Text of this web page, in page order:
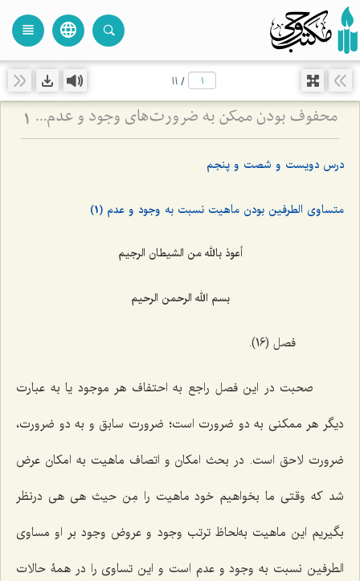
language
view_headline
/
11
محفوف بودن ممکن به ضرورت‌های وجود و عدم - تحلیل ضرورت‌های سابق و لاحق در هستی‌شناسی فلسفی 1
درس دویست و شصت و پنجم
متساوی الطرفین بودن ماهیت نسبت به وجود و عدم (1)
أعوذ بالله من الشیطان الرجیم
بسم الله الرحمن الرحیم
فصل (16).
صحبت در این فصل راجع به احتفاف هر موجود یا به عبارت
دیگر هر ممکنی به دو ضرورت است؛ ضرورت سابق و به دو ضرورت،
ضرورت لاحق است. در بحث امکان و اتصاف ماهیت به امکان عرض
شد که وقتی ما بخواهیم خود ماهیت را مِن حیث هی هی درنظر
بگیریم این ماهیت به‌لحاظ ترتب وجود و عروض وجود بر او مساوی
الطرفین نسبت به وجود و عدم است و این تساوی را در همۀ حالات